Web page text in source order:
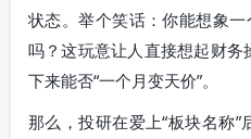
状态。举个笑话：你能想象
吗？这玩意让人直接想起财
下来能否“一个月变天价”。
那么，投研在爱上“板块名称